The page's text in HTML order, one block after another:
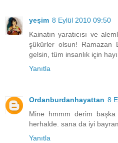
yeşim 8 Eylül 2010 09:50
Kainatın yaratıcısı ve
şükürler olsun! Ramazan
gelsin, tüm insanlık için
Yanıtla
Ordanburdanhayattan 8
Mine hmmm derim
herhalde. sana da iyi
Yanıtla